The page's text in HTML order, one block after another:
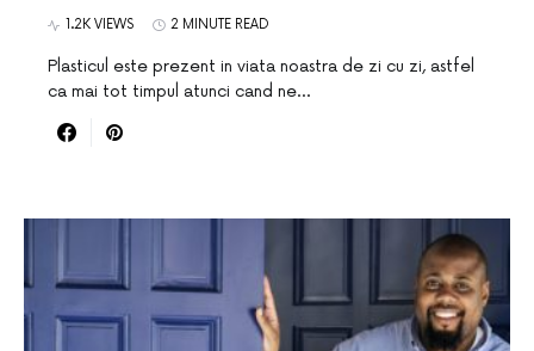
1.2K VIEWS 2 MINUTE READ
Plasticul este prezent in viata noastra de zi cu zi, astfel
ca mai tot timpul atunci cand ne…